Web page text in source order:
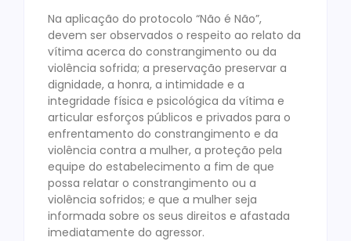
Na aplicação do protocolo “Não é Não”,
devem ser observados o respeito ao relato da
vítima acerca do constrangimento ou da
violência sofrida; a preservação preservar a
dignidade, a honra, a intimidade e a
integridade física e psicológica da vítima e
articular esforços públicos e privados para o
enfrentamento do constrangimento e da
violência contra a mulher, a proteção pela
equipe do estabelecimento a fim de que
possa relatar o constrangimento ou a
violência sofridos; e que a mulher seja
informada sobre os seus direitos e afastada
imediatamente do agressor.